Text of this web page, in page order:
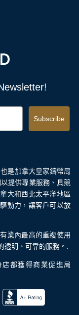
Subscribe
是加拿大皇家鑄幣局
提供專業服務、具競
大和西北太平洋地區
動力，讓客戶可以放
業內最高的重複使用
透明、可靠的服務。.
都獲得商業促進局